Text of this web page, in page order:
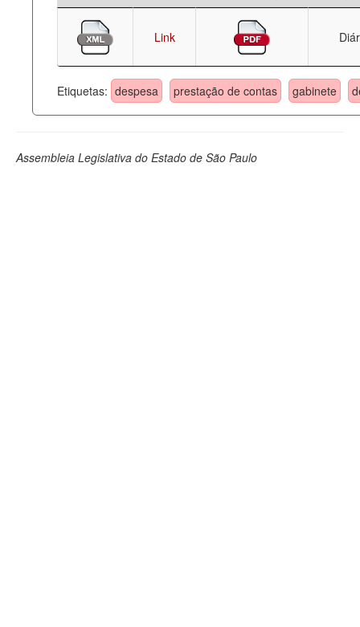
Link
Etiquetas: despesa prestação de contas gabinete
Assembleia Legislativa do Estado de São Paulo